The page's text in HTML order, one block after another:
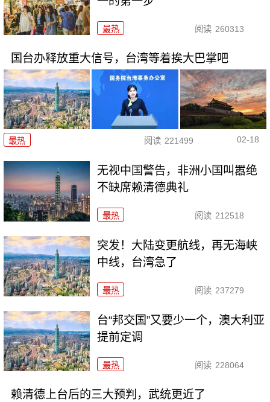
最热 阅读 260313
国台办释放重大信号，台湾等着挨大巴掌吧
最热 阅读 221499 02-18
无视中国警告，非洲小国叫嚣绝
不缺席赖清德典礼
最热 阅读 212518
突发！大陆变更航线，再无海峡
中线，台湾急了
最热 阅读 237279
台“邦交国”又要少一个，澳大利亚
提前定调
最热 阅读 228064
赖清德上台后的三大预判，武统更近了